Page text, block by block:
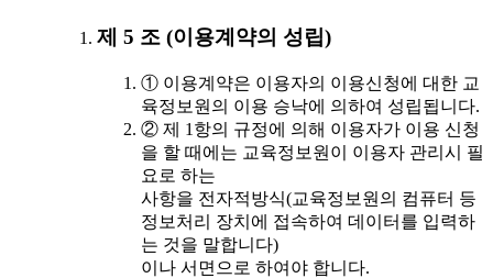
제 5 조 (이용계약의 성립)
① 이용계약은 이용자의 이용신청에 대한 교
육정보원의 이용 승낙에 의하여 성립됩니다.
② 제 1항의 규정에 의해 이용자가 이용 신청
을 할 때에는 교육정보원이 이용자 관리시 필
요로 하는
사항을 전자적방식(교육정보원의 컴퓨터 등
정보처리 장치에 접속하여 데이터를 입력하
는 것을 말합니다)
이나 서면으로 하여야 합니다.